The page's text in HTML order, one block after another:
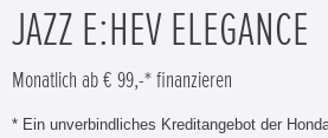
JAZZ E:HEV ELEGANCE
Monatlich ab € 99,-* finanzieren
* Ein unverbindliches Kreditangebot der